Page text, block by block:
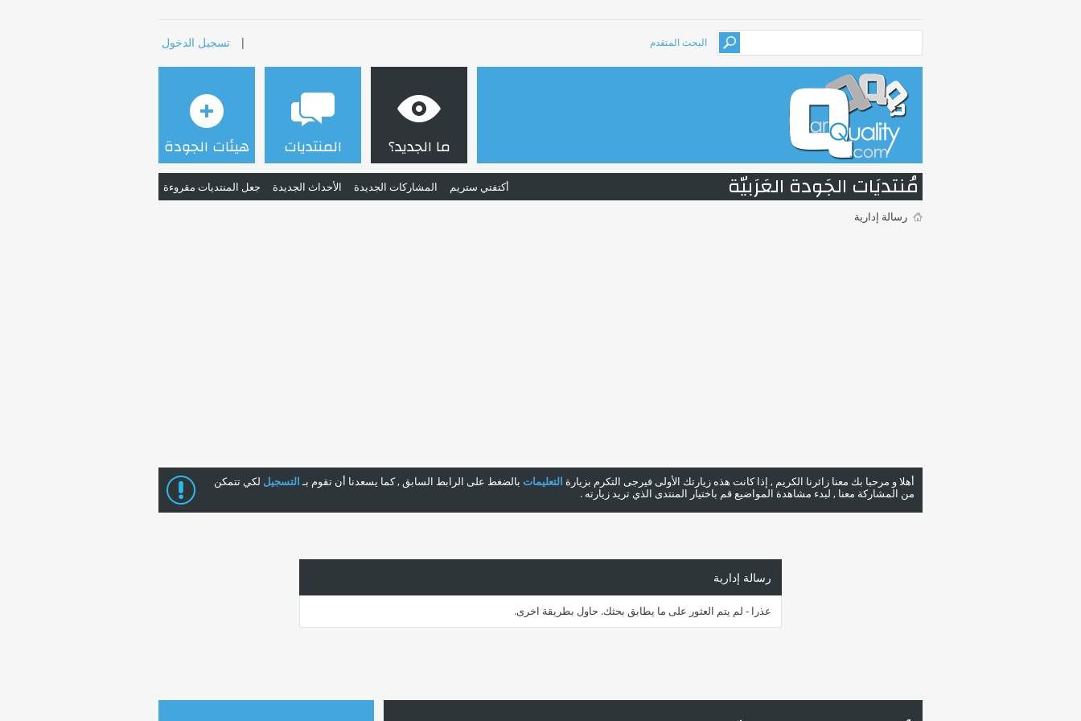
البحث المتقدم | تسجيل الدخول
ما الجديد؟
أكتفتي ستريم المشاركات الجديدة الأحداث الجديدة جعل المنتديات مقروءة
المنتديات هيئات الجودة
مُنتديَات الجَودة العَرَبيّة
رسالة إدارية
أهلا و مرحبا بك معنا زائرنا الكريم , إذا كانت هذه زيارتك الأولى فيرجى التكرم بزيارة التعليمات بالضغط على الرابط السابق , كما يسعدنا أن تقوم بـالتسجيل لكي تتمكن
من المشاركة معنا , لبدء مشاهدة المواضيع قم باختيار المنتدى الذي تريد زيارته .
رسالة إدارية
عذرا - لم يتم العثور على ما يطابق بحثك. حاول بطريقة اخرى.